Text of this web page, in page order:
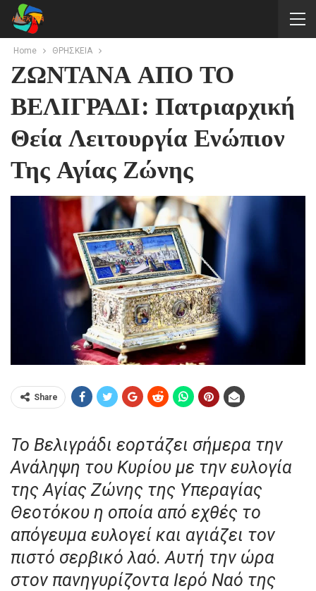
Home ΘΡΗΣΚΕΙΑ
ΖΩΝΤΑΝΑ ΑΠΟ ΤΟ
ΒΕΛΙΓΡΑΔΙ: Πατριαρχική
Θεία Λειτουργία Ενώπιον
Της Αγίας Ζώνης
Share
Το Βελιγράδι εορτάζει σήμερα την
Ανάληψη του Κυρίου με την ευλογία
της Αγίας Ζώνης της Υπεραγίας
Θεοτόκου η οποία από εχθές το
απόγευμα ευλογεί και αγιάζει τον
πιστό σερβικό λαό. Αυτή την ώρα
στον πανηγυρίζοντα Ιερό Ναό της